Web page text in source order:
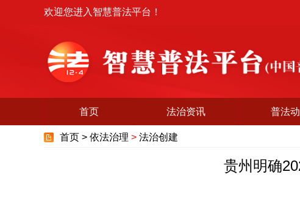
欢迎您进入智慧普法平台！
首页 法治资讯 普法
首页 > 依法治理 > 法治创建
贵州明确